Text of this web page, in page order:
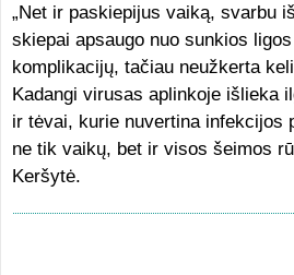
„Net ir paskiepijus vaiką, svarbu
skiepai apsaugo nuo sunkios
komplikacijų, tačiau neužkerta
Kadangi virusas aplinkoje išlieka
ir tėvai, kurie nuvertina infekcijos
ne tik vaikų, bet ir visos šeimos
Keršytė.